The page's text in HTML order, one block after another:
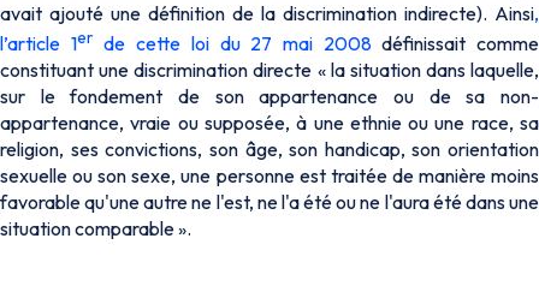
avait ajouté une définition de la discrimination indirecte). Ainsi,
l’article 1erde cette loi du 27 mai 2008définissait comme
constituant une discrimination directe « la situation dans laquelle,
sur le fondement de son appartenance ou de sa non-
appartenance, vraie ou supposée, à une ethnie ou une race, sa
religion, ses convictions, son âge, son handicap, son orientation
sexuelle ou son sexe, une personne est traitée de manière moins
favorable qu'une autre ne l'est, ne l'a été ou ne l'aura été dans une
situation comparable ».